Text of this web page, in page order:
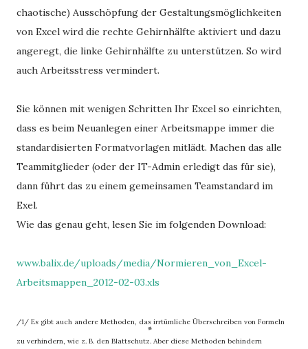
chaotische) Ausschöpfung der Gestaltungsmöglichkeiten
von Excel wird die rechte Gehirnhälfte aktiviert und dazu
angeregt, die linke Gehirnhälfte zu unterstützen. So wird
auch Arbeitsstress vermindert.
Sie können mit wenigen Schritten Ihr Excel so einrichten,
dass es beim Neuanlegen einer Arbeitsmappe immer die
standardisierten Formatvorlagen mitlädt. Machen das alle
Teammitglieder (oder der IT-Admin erledigt das für sie),
dann führt das zu einem gemeinsamen Teamstandard im
Exel.
Wie das genau geht, lesen Sie im folgenden Download:
www.balix.de/uploads/media/Normieren_von_Excel-
Arbeitsmappen_2012-02-03.xls
/1/ Es gibt auch andere Methoden, das irrtümliche Überschreiben von Formeln
zu verhindern, wie z. B. den Blattschutz. Aber diese Methoden behindern